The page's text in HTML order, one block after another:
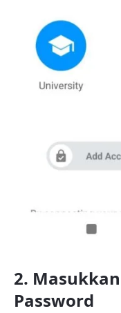
2.
Password